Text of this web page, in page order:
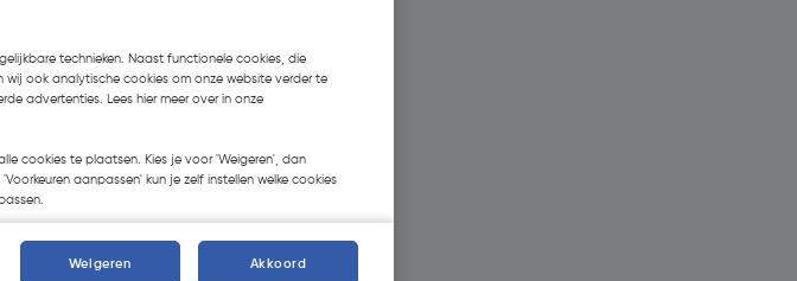
technieken. Naast functionele cookies, die
ook analytische cookies om onze website verder te
advertenties. Lees hier meer over in onze
cookies te plaatsen. Kies je voor 'Weigeren', dan
aanpassen' kun je zelf instellen welke cookies
Weigeren Akkoord